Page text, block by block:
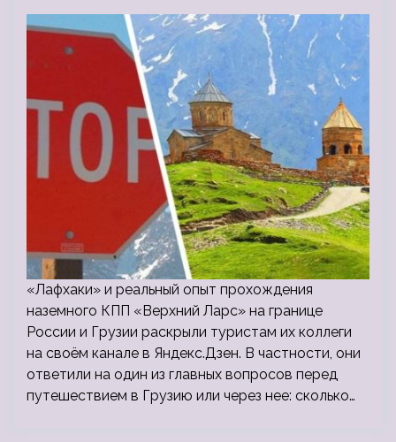
«Лафхаки» и реальный опыт прохождения
наземного КПП «Верхний Ларс» на границе
России и Грузии раскрыли туристам их коллеги
на своём канале в Яндекс.Дзен. В частности, они
ответили на один из главных вопросов перед
путешествием в Грузию или через нее: сколько…